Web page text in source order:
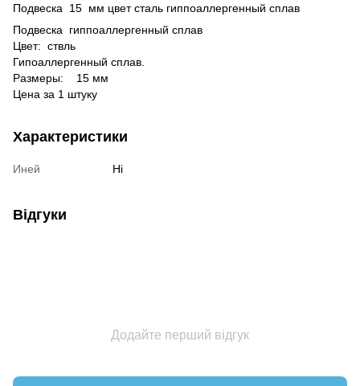
Подвеска 15 мм цвет сталь гиппоаллергенный сплав
Подвеска гиппоаллергенный сплав
Цвет: ствль
Гипоаллергенный сплав.
Размеры:
15 мм
Цена за 1 штуку
Характеристики
Иней Ні
Відгуки
Додайте перший відгук